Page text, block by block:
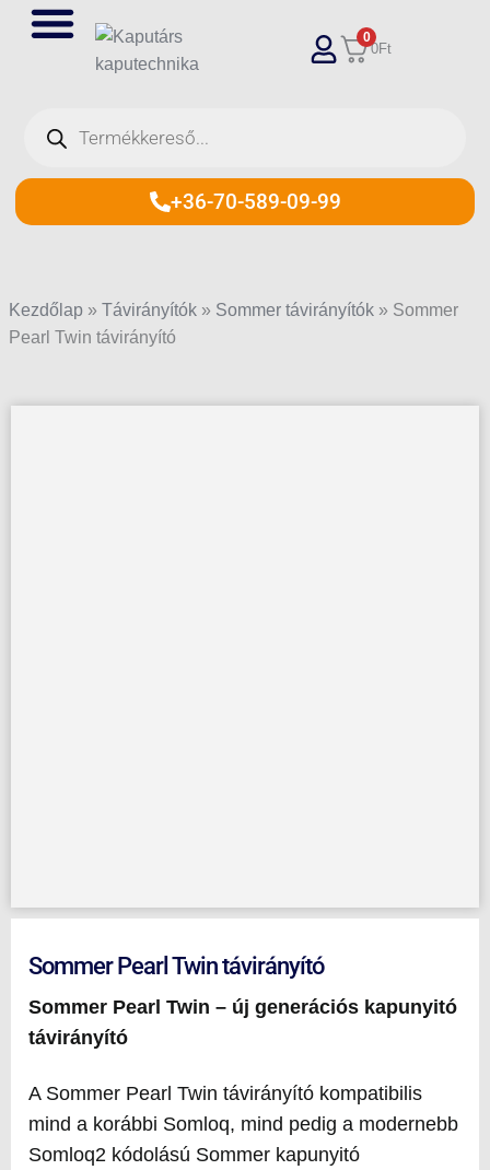
Skip
0
0Ft
+36-70-589-09-99
Kezdőlap » Távirányítók » Sommer távirányítók » Sommer
Pearl Twin távirányító
Sommer Pearl Twin távirányító
Sommer Pearl Twin – új generációs kapunyitó
távirányító
A Sommer Pearl Twin távirányító kompatibilis
mind a korábbi Somloq, mind pedig a modernebb
Somloq2 kódolású Sommer kapunyitó